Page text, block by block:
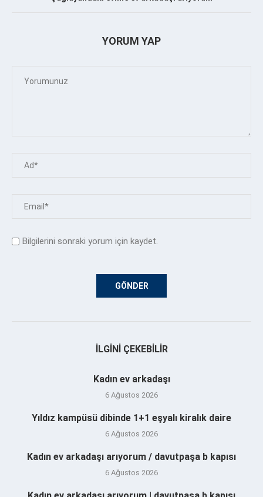
YORUM YAP
Bilgilerini sonraki yorum için kaydet.
İLGINI ÇEKEBILIR
Kadın ev arkadaşı
6 Ağustos 2026
Yıldız kampüsü dibinde 1+1 eşyalı kiralık daire
6 Ağustos 2026
Kadın ev arkadaşı arıyorum / davutpaşa b kapısı
6 Ağustos 2026